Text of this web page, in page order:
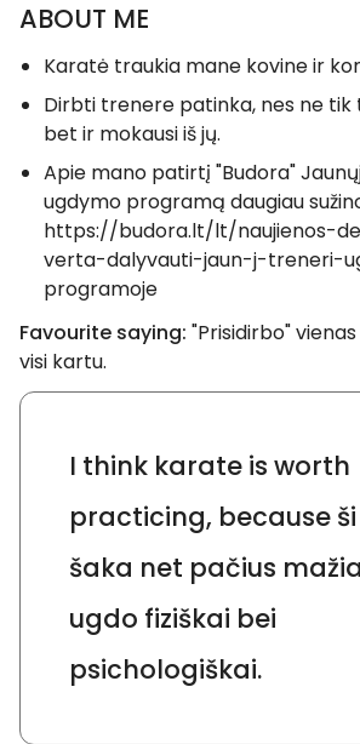
ABOUT ME
Karatė traukia mane kovine ir
Dirbti trenere patinka, nes ne tik
bet ir mokausi iš jų.
Apie mano patirtį "Budora"
ugdymo programą daugiau
https://budora.lt/lt/naujienos-
verta-dalyvauti-jaun-j-treneri-
programoje
Favourite saying: "Prisidirbo"
visi kartu.
I think karate is worth
practicing, because
šaka net pačius
ugdo fiziškai bei
psichologiškai.